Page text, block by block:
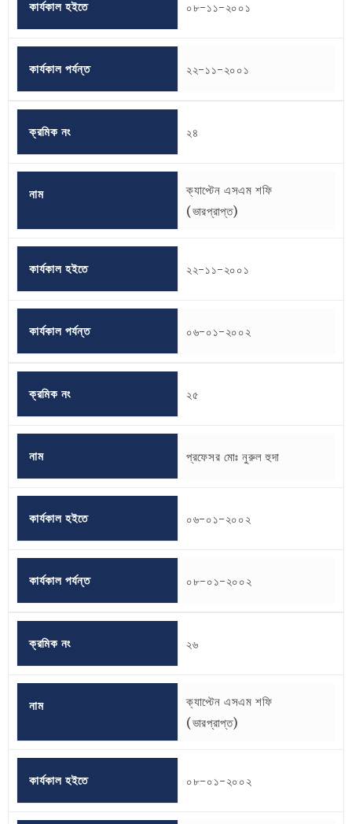
কার্যকাল হইতে ০৮-১১-২০০১
কার্যকাল পর্যন্ত ২২-১১-২০০১
ক্রমিক নং ২৪
নাম
ক্যাপ্টেন এসএম শফি
(ভারপ্রাপ্ত)
কার্যকাল হইতে ২২-১১-২০০১
কার্যকাল পর্যন্ত ০৬-০১-২০০২
ক্রমিক নং ২৫
নাম প্রফেসর মোঃ নুরুল হুদা
কার্যকাল হইতে ০৬-০১-২০০২
কার্যকাল পর্যন্ত ০৮-০১-২০০২
ক্রমিক নং ২৬
নাম
ক্যাপ্টেন এসএম শফি
(ভারপ্রাপ্ত)
কার্যকাল হইতে ০৮-০১-২০০২